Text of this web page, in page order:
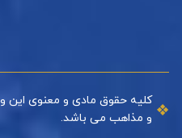
کلیه حقوق مادی و معنوی این
و مذاهب می باشد.